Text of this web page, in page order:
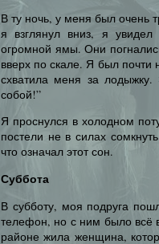
В ту ночь, у меня был очень
я взглянул вниз, я
огромной ямы. Они
вверх по скале. Я был почти
схватила меня за
собой!”
Я проснулся в холодном
постели не в силах
что означал этот сон.
Суббота
В субботу, моя подруга
телефон, но с ним было всё
районе жила женщина,